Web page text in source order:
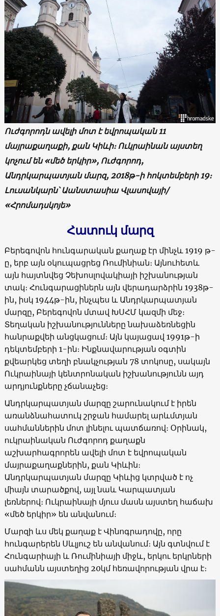
Ուժգորոդն ավելի մոտ է եվրոպական 11
մայրաքաղաքի, քան Կիևի։ Ուկրաինան այստեղ
կոչում են «մեծ երկիր», Ուժգորոդ,
Անդրկարպատյան մարզ, 2018թ-ի հոկտեմբերի 19։
Լուսանկարն՝ Աանստասիա Վլասովայի/
«Հրոմադսկոյե»
Հատուկ մարզ
Բերեգովոն հունգարական քաղաք էր մինչև 1919 թ-
ը, երբ այն օկուպացրեց Ռումինիան։ Այնուհետև
այն հայտնվեց Չեխոսլովակիայի իշխանության
տակ։ Հունգարացիներն այն վերադարձրին 1938թ-
ին, իսկ 1944թ-ին, ինչպես և Անդրկարպատյան
մարզը, Բերեգովոն մտավ ԽՍՀՄ կազմի մեջ։
Տեղական իշխանությունները նախաձեռնեցին
հանրաքվեի անցկացում։ Այն կայացավ 1991թ-ի
դեկտեմբերի 1-ին։ Ինքնավարության օգտին
քվեարկեց տեղի բնակչության 78 տոկոսը, սակայն
Ուկրաինայի կենտրոնական իշխանությունն այդ
արդյունքները չճանաչեց։
Անդրկարպատյան մարզը շարունակում է իրեն
առանձնահատուկ շրջան համարել արևմտյան
սահմաններին մոտ լինելու պատճառով։ Օրինակ,
ուկրաինական Ուժգորոդ քաղաքն
աշխարհագրորեն ավելի մոտ է եվրոպական
մայրաքաղաքներին, քան Կիևին։
Անդրկարպատյան մարզը Կիևից կտրված է ոչ
միայն տարածքով, այլ նաև Կարպատյան
լեռներով։ Ուկրաինայի մյուս մասն այստեղ հաճախ
«մեծ երկիր» են անվանում։
Մարզի ևս մեկ քաղաք է Վինոգրադովը, որը
հունգարերեն Սևլյուշ են անվանում։ Այն գտնվում է
Հունգարիայի և Ռումինիայի միջև, երկու երկրների
սահմանն այստեղից 20կմ հեռավորության վրա է։